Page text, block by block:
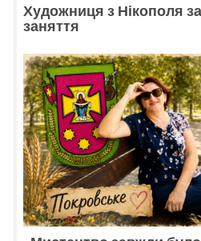
Художниця з Нікополя
заняття